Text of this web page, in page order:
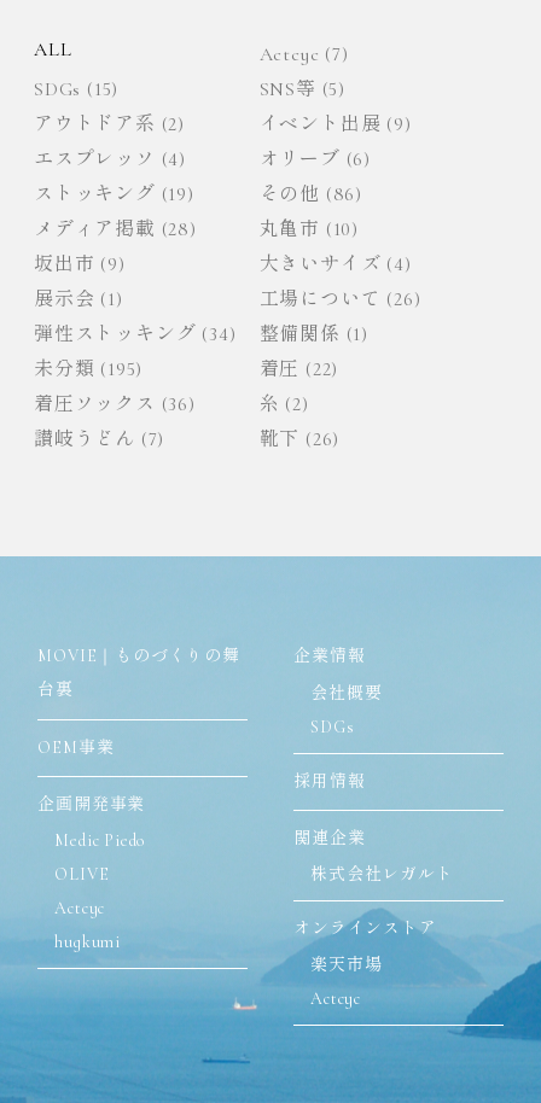
ン
ALL Actcyc (7)
SDGs (15) SNS等 (5)
アウトドア系 (2) イベント出展 (9)
エスプレッソ (4) オリーブ (6)
ストッキング (19) その他 (86)
メディア掲載 (28) 丸亀市 (10)
坂出市 (9) 大きいサイズ (4)
展示会 (1) 工場について (26)
弾性ストッキング (34) 整備関係 (1)
未分類 (195) 着圧 (22)
着圧ソックス (36) 糸 (2)
讃岐うどん (7) 靴下 (26)
MOVIE｜ものづくりの舞
台裏
OEM事業
企画開発事業
Medic Piedo
OLIVE
Actcyc
hugkumi
企業情報
会社概要
SDGs
採用情報
関連企業
株式会社レガルト
オンラインストア
楽天市場
Actcyc